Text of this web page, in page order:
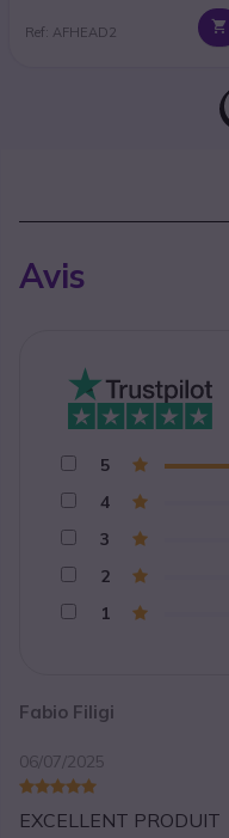
Ref: AFHEAD2
Avis
Fabio Filigi
06/07/2025
EXCELLENT PRODUIT
5
4
3
2
1